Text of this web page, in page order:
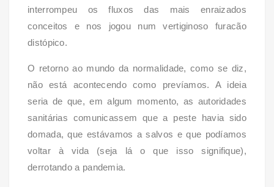
interrompeu os fluxos das mais enraizados
conceitos e nos jogou num vertiginoso furacão
distópico.
O retorno ao mundo da normalidade, como se diz,
não está acontecendo como prevíamos. A ideia
seria de que, em algum momento, as autoridades
sanitárias comunicassem que a peste havia sido
domada, que estávamos a salvos e que podíamos
voltar à vida (seja lá o que isso signifique),
derrotando a pandemia.